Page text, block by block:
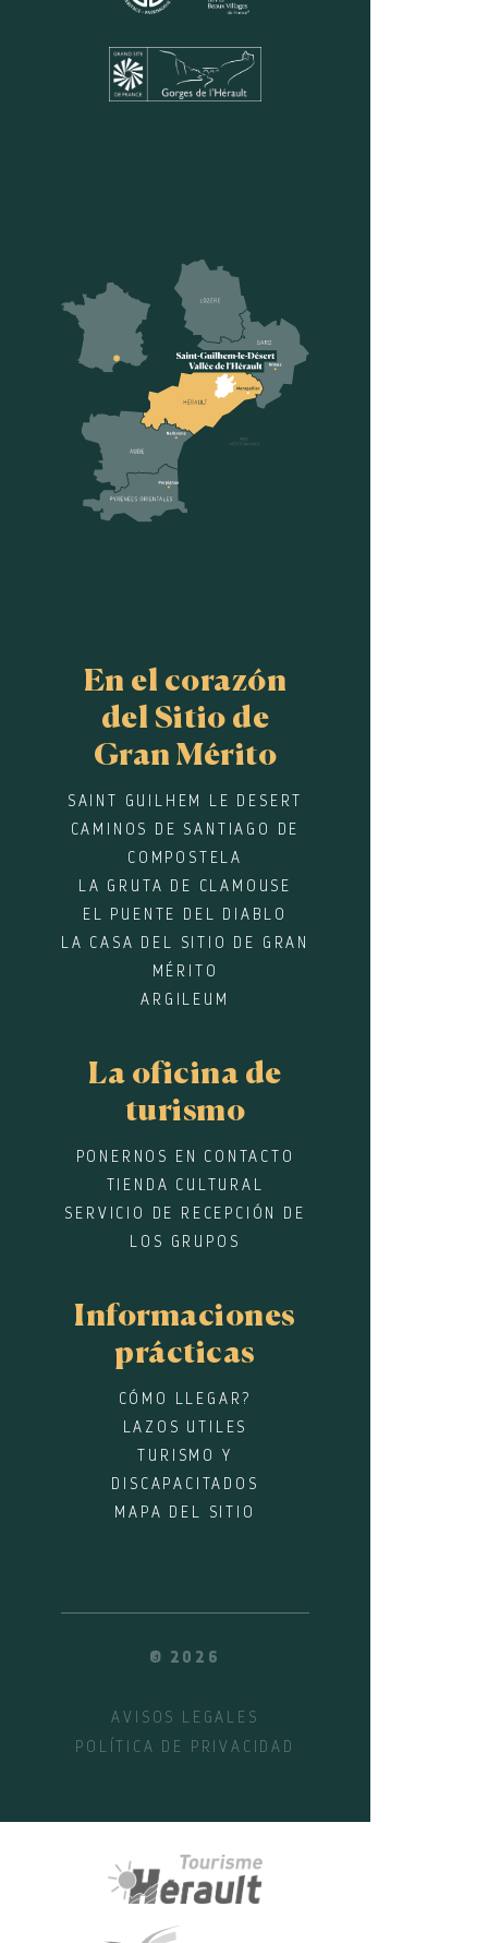
En el corazón
del Sitio de
Gran Mérito
SAINT GUILHEM LE DESERT
CAMINOS DE SANTIAGO DE
COMPOSTELA
LA GRUTA DE CLAMOUSE
EL PUENTE DEL DIABLO
LA CASA DEL SITIO DE GRAN
MÉRITO
ARGILEUM
La oficina de
turismo
PONERNOS EN CONTACTO
TIENDA CULTURAL
SERVICIO DE RECEPCIÓN DE
LOS GRUPOS
Informaciones
prácticas
CÓMO LLEGAR?
LAZOS UTILES
TURISMO Y
DISCAPACITADOS
MAPA DEL SITIO
© 2026
AVISOS LEGALES
POLÍTICA DE PRIVACIDAD